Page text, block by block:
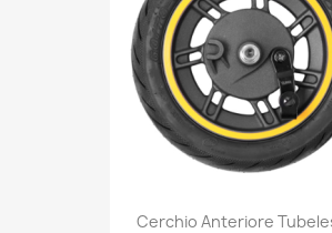
Cerchio Anteriore